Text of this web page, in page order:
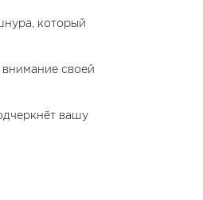
который
своей
вашу